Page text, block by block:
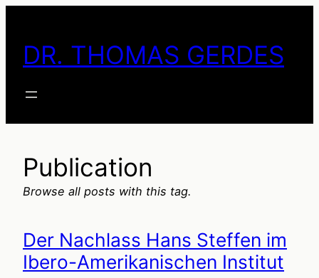
content
DR. THOMAS GERDES
Publication
Browse all posts with this tag.
Der Nachlass Hans Steffen im
Ibero-Amerikanischen Institut